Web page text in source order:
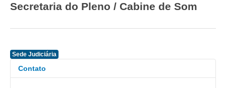
Turmas
Varas do Trabalho
Juízes Roraima
Secretaria do Pleno / Cabine de Som
Sede Judiciária
Contato